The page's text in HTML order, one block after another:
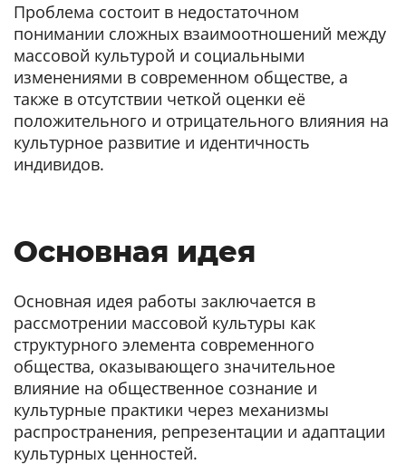
Проблема состоит в недостаточном
понимании сложных взаимоотношений между
массовой культурой и социальными
изменениями в современном обществе, а
также в отсутствии четкой оценки её
положительного и отрицательного влияния на
культурное развитие и идентичность
индивидов.
Основная идея
Основная идея работы заключается в
рассмотрении массовой культуры как
структурного элемента современного
общества, оказывающего значительное
влияние на общественное сознание и
культурные практики через механизмы
распространения, репрезентации и адаптации
культурных ценностей.